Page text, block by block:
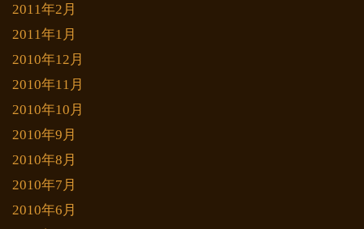
2011年2月
2011年1月
2010年12月
2010年11月
2010年10月
2010年9月
2010年8月
2010年7月
2010年6月